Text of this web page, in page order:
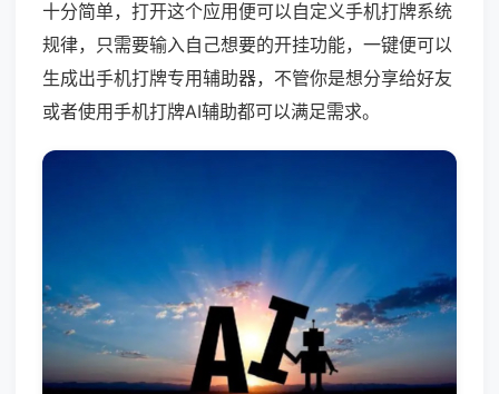
十分简单，打开这个应用便可以自定义手机打牌系统
规律，只需要输入自己想要的开挂功能，一键便可以
生成出手机打牌专用辅助器，不管你是想分享给好友
或者使用手机打牌AI辅助都可以满足需求。